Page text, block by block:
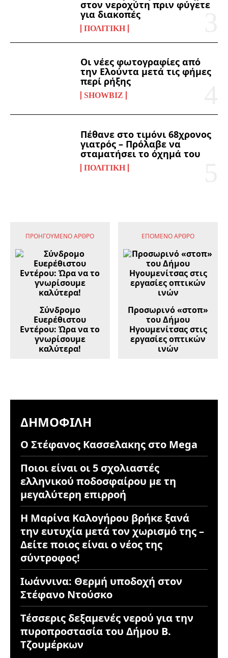
στον νεροχύτη πριν φύγετε
για διακοπές
ΠΟΛΙΤΙΚΉ
Οι νέες φωτογραφίες από
την Ελούντα μετά τις φήμες
περί ρήξης
SHOWBIZ
Πέθανε στο τιμόνι 68χρονος
γιατρός – Πρόλαβε να
σταματήσει το όχημά του
ΠΟΛΙΤΙΚΉ
ΠΡΟΗΓΟΎΜΕΝΟ ΆΡΘΡΟ
Σύνδρομο
Ευερέθιστου
Εντέρου: Ώρα να το
γνωρίσουμε
καλύτερα!
ΕΠΌΜΕΝΟ ΆΡΘΡΟ
Προσωρινό «στοπ»
του Δήμου
Ηγουμενίτσας στις
εργασίες οπτικών
ινών
ΔΗΜΟΦΙΛΉ
Ο Στέφανος Κασσελακης στο Mega
Ποιοι είναι οι 5 σχολιαστές
ελληνικού ποδοσφαίρου με τη
μεγαλύτερη επιρροή
Η Μαρίνα Καλογήρου βρήκε ξανά
την ευτυχία μετά τον χωρισμό της –
Δείτε ποιος είναι ο νέος της
σύντροφος!
Ιωάννινα: Θερμή υποδοχή στον
Στέφανο Ντούσκο
Τέσσερις δεξαμενές νερού για την
πυροπροστασία του Δήμου Β.
Τζουμέρκων